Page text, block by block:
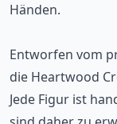
Händen.
Entworfen vom
die Heartwood
Jede Figur ist